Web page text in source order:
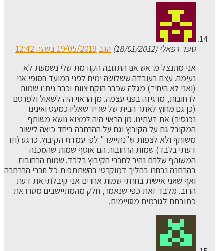
סער רפאלי (18/01/2012) הגב 19/05/2019 בשעה 12:42
אני מתנצל מראש אם התגובה הקודמת שלי נשמעת לא
נעימה. עצם העובדה ששלושה ימים לפני המועד הסופי אני
(ואני לא היחיד) מגלה שכבר הוקם צוות וכבר ניתנו שמות
לרחובות, מרגיזה בפני עצמה. מן הראוי היה לשאול ולפרסם
(כן גם מחוץ לאתר הבית של שריד שאליו כמעט ואינינו
נכנסים) את דעתינו. מן הראוי היה למצוא נושא משותף
המקובל גם על הקיבוץ וגם על ההרחבה ביחד כיאה לישוב
משותף ולא לצפות ש"נתיישר" לפי עמדת הקיבוץ. כרגע (וזו
דעתי בלבד) שמות הרחובות הם אוסף שמות שהמכנה
המשותף שלהם נהיר לחברי הקיבוץ בלבד. שמות הרחובות
בהרחבה נבחרו בהליך דמוקרטי בהשתתפות כל חברי ההרחבה
ואף שאני אישית בחרתי שמות אחרים אני קיבלתי את דעת
הרוב. מלבד זאת כפי שנאמר, חלק מהמתיישבים מסרו את
כתובתם לגורמים מסויימים.